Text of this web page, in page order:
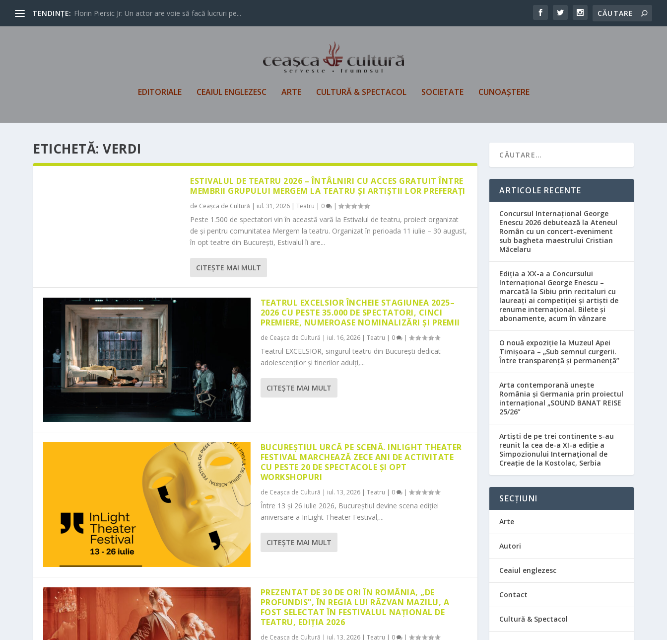
TENDINȚE: Florin Piersic Jr: Un actor are voie să facă lucruri pe...
EDITORIALE CEAIUL ENGLEZESC ARTE CULTURĂ & SPECTACOL SOCIETATE CUNOAȘTERE
ETICHETĂ:VERDI
ESTIVALUL DE TEATRU 2026 – ÎNTÂLNIRI CU ACCES GRATUIT ÎNTRE
MEMBRII GRUPULUI MERGEM LA TEATRU ȘI ARTIȘTII LOR PREFERAȚI
de Ceașca de Cultură | iul. 31, 2026 |Teatru | 0 |
Peste 1.500 de spectatori vin în această vară la Estivalul de teatru, proiect organizat
de și pentru comunitatea Mergem la teatru. Organizat în perioada 11 iulie – 30 august,
în opt teatre din București, Estivalul îi are...
CITEŞTE MAI MULT
TEATRUL EXCELSIOR ÎNCHEIE STAGIUNEA 2025–
2026 CU PESTE 35.000 DE SPECTATORI, CINCI
PREMIERE, NUMEROASE NOMINALIZĂRI ȘI PREMII
de Ceașca de Cultură | iul. 16, 2026| Teatru | 0 |
Teatrul EXCELSIOR, singurul teatru din București dedicat
adolescenților și tinerilor adulți,...
CITEŞTE MAI MULT
BUCUREȘTIUL URCĂ PE SCENĂ. INLIGHT THEATER
FESTIVAL MARCHEAZĂ ZECE ANI DE ACTIVITATE
CU PESTE 20 DE SPECTACOLE ȘI OPT
WORKSHOPURI
de Ceașca de Cultură | iul. 13, 2026| Teatru | 0 |
Între 13 și 26 iulie 2026, Bucureștiul devine scena ediției
aniversare a InLight Theater Festival,...
CITEŞTE MAI MULT
PREZENTAT DE 30 DE ORI ÎN ROMÂNIA, „DE
PROFUNDIS”, ÎN REGIA LUI RĂZVAN MAZILU, A
FOST SELECTAT ÎN FESTIVALUL NAȚIONAL DE
TEATRU, EDIȚIA 2026
de Ceașca de Cultură | iul. 13, 2026| Teatru | 0 |
ARTICOLE RECENTE
Concursul Internațional George
Enescu 2026 debutează la Ateneul
Român cu un concert-eveniment
sub bagheta maestrului Cristian
Măcelaru
Ediția a XX-a a Concursului
Internațional George Enescu –
marcată la Sibiu prin recitaluri cu
laureați ai competiției și artiști de
renume internațional. Bilete și
abonamente, acum în vânzare
O nouă expoziție la Muzeul Apei
Timișoara – „Sub semnul curgerii.
Între transparență și permanență”
Arta contemporană unește
România și Germania prin proiectul
internațional „SOUND BANAT REISE
25/26”
Artiști de pe trei continente s-au
reunit la cea de-a XI-a ediție a
Simpozionului Internațional de
Creație de la Kostolac, Serbia
SECȚIUNI
Arte
Autori
Ceaiul englezesc
Contact
Cultură & Spectacol